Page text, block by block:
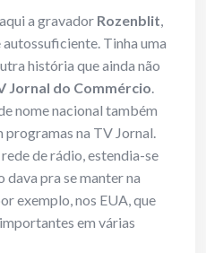
a gravador Rozenblit,
Tinha uma
história que ainda não
Jornal do Commércio.
nome nacional também
programas na TV Jornal.
de rádio, estendia-se
pra se manter na
exemplo, nos EUA, que
em várias